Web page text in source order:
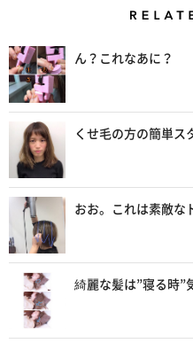
ん？これなあに？
くせ毛の方の簡単ス
おお。これは素敵な
綺麗な髪は”寝る時”